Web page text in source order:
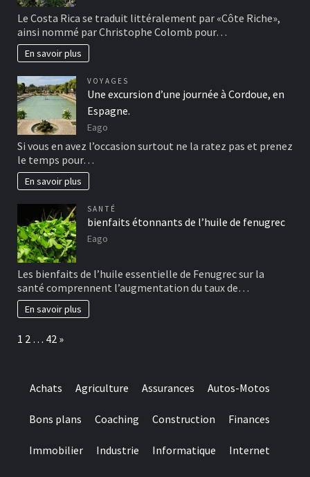
Le Costa Rica se traduit littéralement par «Côte Riche»,
ainsi nommé par Christophe Colomb pour…
En savoir plus
VOYAGES
Une excursion d’une journée à Cordoue, en
Espagne.
Eago
Si vous en avez l’occasion surtout ne la ratez pas et prenez
le temps pour…
En savoir plus
SANTÉ
bienfaits étonnants de l’huile de fenugrec
Eago
Les bienfaits de l’huile essentielle de Fenugrec sur la
santé comprennent l’augmentation du taux de…
En savoir plus
Page:
1 2 … 42 Next
»
Achats Agriculture Assurances Autos-Motos
Bons plans Coaching Construction Finances
Immobilier Industrie Informatique Internet